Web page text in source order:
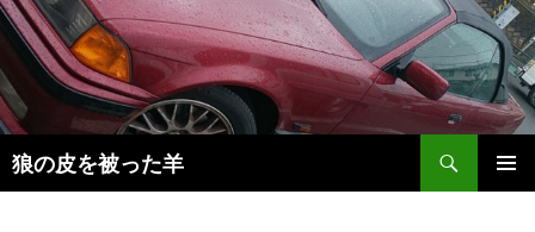
狼の皮を被った羊
検
索